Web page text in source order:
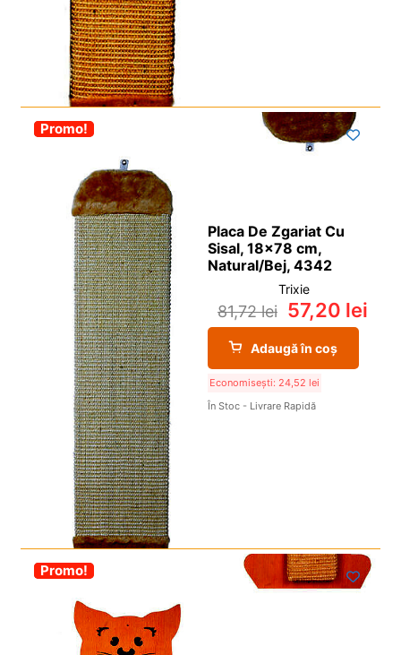
-30%
Promo!
Placa De Zgariat Cu
Sisal, 18×78 cm,
Natural/Bej, 4342
Trixie
81,72lei 57,20 lei
Adaugă în coș
Economisești: 24,52 lei
În Stoc - Livrare Rapidă
-30%
Promo!